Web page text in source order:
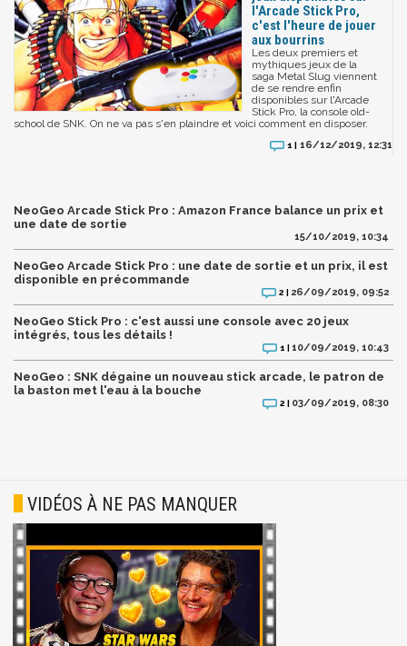
l'Arcade Stick Pro,
c'est l'heure de jouer
aux bourrins
Les deux premiers et
mythiques jeux de la
saga Metal Slug viennent
de se rendre enfin
disponibles sur l'Arcade
Stick Pro, la console old-
school de SNK. On ne va pas s'en plaindre et voici comment en disposer.
1 | 16/12/2019, 12:31
NeoGeo Arcade Stick Pro : Amazon France balance un prix et
une date de sortie
15/10/2019, 10:34
NeoGeo Arcade Stick Pro : une date de sortie et un prix, il est
disponible en précommande
2 | 26/09/2019, 09:52
NeoGeo Stick Pro : c'est aussi une console avec 20 jeux
intégrés, tous les détails !
1 |10/09/2019, 10:43
NeoGeo : SNK dégaine un nouveau stick arcade, le patron de
la baston met l'eau à la bouche
2 | 03/09/2019, 08:30
VIDÉOS À NE PAS MANQUER